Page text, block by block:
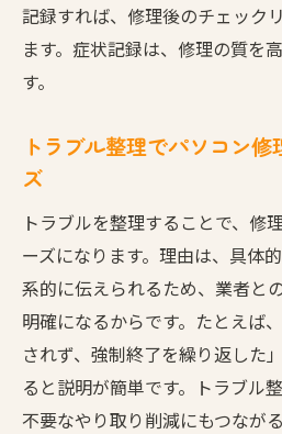
記録すれば、修理後のチェック
ます。症状記録は、修理の質を
す。
トラブル整理でパソコン
ズ
トラブルを整理することで、修
ーズになります。理由は、具体
系的に伝えられるため、業者と
明確になるからです。たとえば
されず、強制終了を繰り返した
ると説明が簡単です。トラブル
不要なやり取り削減にもつなが